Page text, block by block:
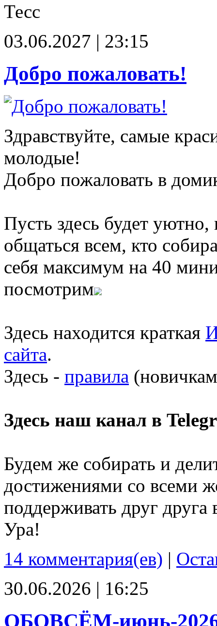
Тесс
03.06.2027 | 23:15
Добро пожаловать!
Здравствуйте, самые
молодые!
Добро пожаловать в
Пусть здесь будет
общаться всем, кто
себя максимум на 40
посмотрим
Здесь находится краткая
сайта.
Здесь - правила
Здесь наш канал в
Будем же собирать и
достижениями со всеми
поддерживать друг
Ура!
14 комментария(ев) |
30.06.2026 | 16:25
ОБОВСЁМ-июнь-